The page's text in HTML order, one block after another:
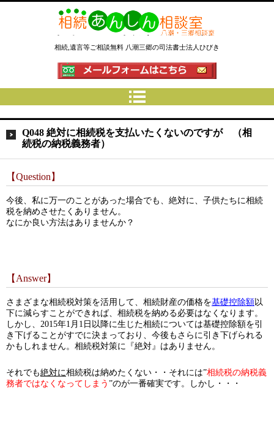
相続あんしん相談室八潮三郷│相
続手続 名義変更 遺言なら埼玉県
の司法書士法人ひびき
相続,遺言等ご相談無料 八潮三郷の司法書士法人ひびき
Q048 絶対に相続税を支払いたくないのですが （相
続税の納税義務者）
【Question】
今後、私に万一のことがあった場合でも、絶対に、子供たちに相続
税を納めさせたくありません。
なにか良い方法はありませんか？
【Answer】
さまざまな相続税対策を活用して、相続財産の価格を基礎控除額以
下に減らすことができれば、相続税を納める必要はなくなります。
しかし、2015年1月1日以降に生じた相続については基礎控除額を引
き下げることがすでに決まっており、今後もさらに引き下げられる
かもしれません。相続税対策に『絶対』はありません。
それでも絶対に相続税は納めたくない・・それには”相続税の納税義
務者ではなくなってしまう ”のが一番確実です。しかし・・・